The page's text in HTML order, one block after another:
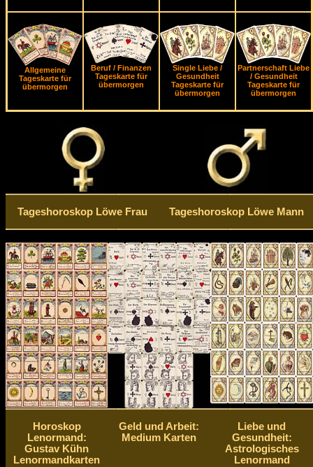
Allgemeine
Tageskarte für
übermorgen
Beruf / Finanzen
Tageskarte für
übermorgen
Single Liebe /
Gesundheit
Tageskarte für
übermorgen
Partnerschaft Liebe
/ Gesundheit
Tageskarte für
übermorgen
Tageshoroskop Löwe Frau Tageshoroskop Löwe Mann
Horoskop
Lenormand:
Gustav Kühn
Lenormandkarten
Geld und Arbeit:
Medium Karten
Liebe und
Gesundheit:
Astrologisches
Lenormand